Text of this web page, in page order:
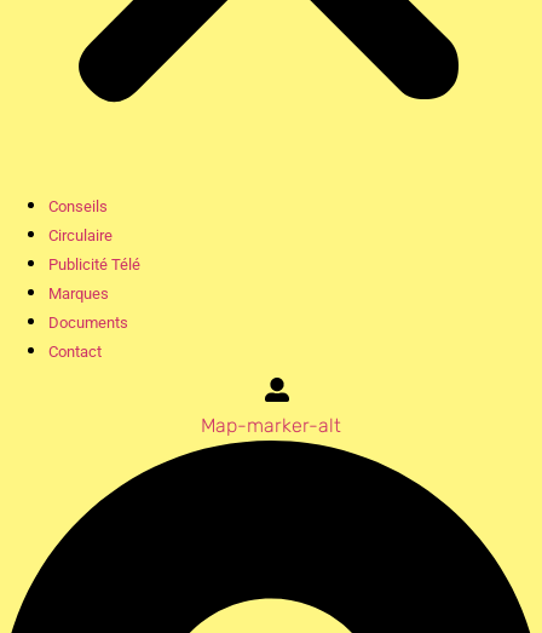
Conseils
Circulaire
Publicité Télé
Marques
Documents
Contact
Map-marker-alt